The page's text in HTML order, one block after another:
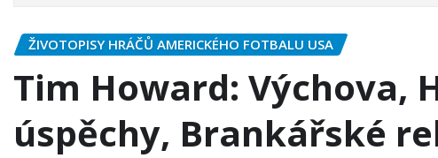
ŽIVOTOPISY HRÁČŮ AMERICKÉHO FOTBALU USA
Tim Howard: Výchova,
úspěchy, Brankářské